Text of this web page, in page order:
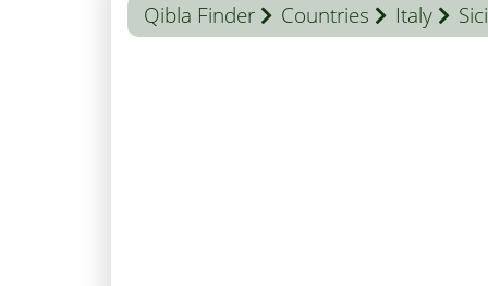
Qibla Finder Countries Italy